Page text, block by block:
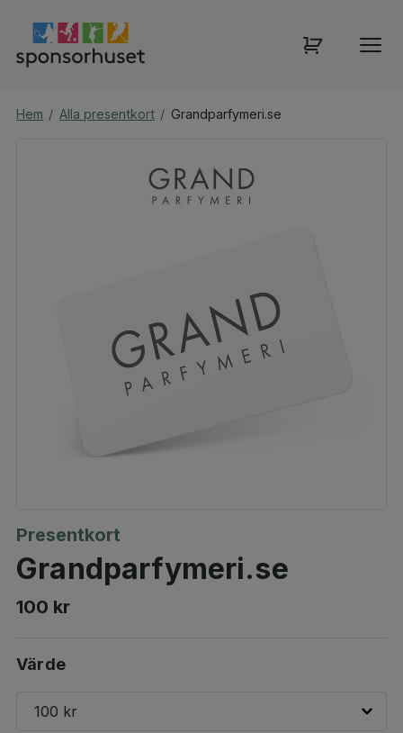
Hem / Alla presentkort / Grandparfymeri.se
Presentkort
Grandparfymeri.se
100 kr
Värde
100 kr